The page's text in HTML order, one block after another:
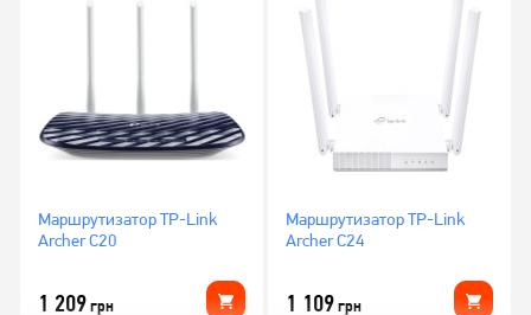
Маршрутизатор TP-Link
Archer C20
1 209грн
Маршрутизатор TP-Link
Archer C24
1 109грн